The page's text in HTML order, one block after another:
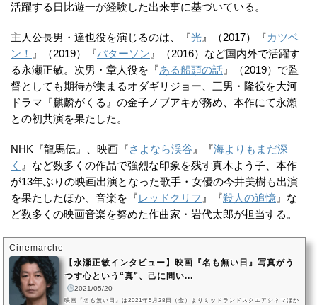
活躍する日比遊一が経験した出来事に基づいている。
主人公長男・達也役を演じるのは、『光』（2017）『カツベ
ン！ 』（2019）『パターソン』（2016）など国内外で活躍す
る永瀬正敏。次男・章人役を『ある船頭の話』（2019）で監
督としても期待が集まるオダギリジョー、三男・隆役を大河
ドラマ『麒麟がくる』の金子ノブアキが務め、本作にて永瀬
との初共演を果たした。
NHK『龍馬伝』、映画『さよなら渓谷』『海よりもまだ深
く 』など数多くの作品で強烈な印象を残す真木よう子、本作
が13年ぶりの映画出演となった歌手・女優の今井美樹も出演
を果たしたほか、音楽を『レッドクリフ 』『殺人の追憶』な
ど数多くの映画音楽を努めた作曲家・岩代太郎が担当する。
Cinemarche
【永瀬正敏インタビュー】映画『名も無い日』写真がう
つす心という“真”、己に問い...
2021/05/20
映画『名も無い日』は2021年5月28日（金）よりミッドランドスクエアシネマほか